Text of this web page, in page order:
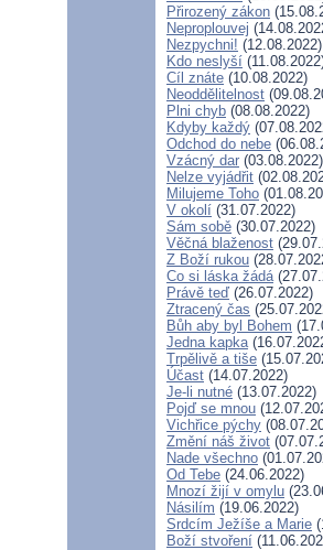
Přirozený zákon
Neproplouvej
Nezpychni! (12.08.2022)
Kdo neslyší
Cíl znáte (10.08.2022)
Neoddělitelnost
Plni chyb (08.08.2022)
Kdyby každý
Odchod do nebe
Vzácný dar (03.08.2022)
Nelze vyjádřit
Milujeme Toho
V okolí (31.07.2022)
Sám sobě (30.07.2022)
Věčná blaženost
Z Boží rukou
Co si láska žádá
Právě teď (26.07.2022)
Ztracený čas
Bůh aby byl Bohem
Jedna kapka
Trpělivě a tiše
Účast (14.07.2022)
Je-li nutné (13.07.2022)
Pojď se mnou
Vichřice pýchy
Změní náš život
Nade všechno
Od Tebe (24.06.2022)
Mnozí žijí v omylu
Násilím (19.06.2022)
Srdcím Ježíše a Marie
Boží stvoření